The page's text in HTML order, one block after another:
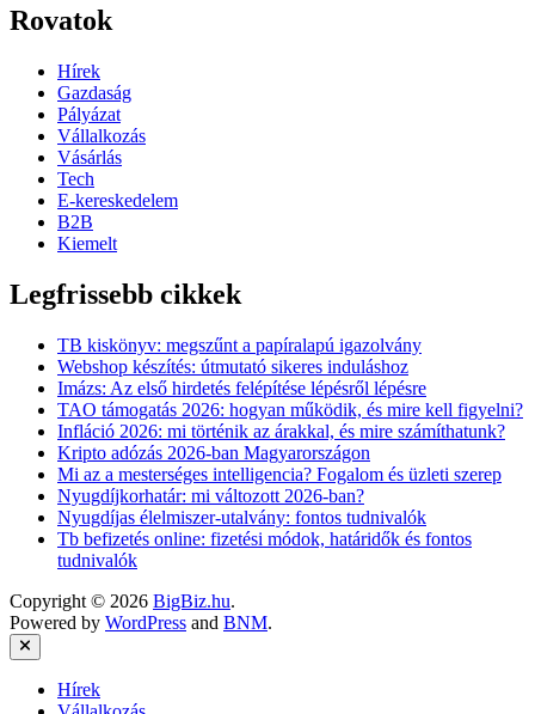
Rovatok
Hírek
Gazdaság
Pályázat
Vállalkozás
Vásárlás
Tech
E-kereskedelem
B2B
Kiemelt
Legfrissebb cikkek
TB kiskönyv: megszűnt a papíralapú igazolvány
Webshop készítés: útmutató sikeres induláshoz
Imázs: Az első hirdetés felépítése lépésről lépésre
TAO támogatás 2026: hogyan működik, és mire kell figyelni?
Infláció 2026: mi történik az árakkal, és mire számíthatunk?
Kripto adózás 2026-ban Magyarországon
Mi az a mesterséges intelligencia? Fogalom és üzleti szerep
Nyugdíjkorhatár: mi változott 2026-ban?
Nyugdíjas élelmiszer-utalvány: fontos tudnivalók
Tb befizetés online: fizetési módok, határidők és fontos
tudnivalók
Copyright © 2026 BigBiz.hu.
Powered by WordPress and BNM.
Close
Hírek